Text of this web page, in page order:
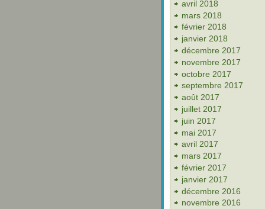
avril 2018
mars 2018
février 2018
janvier 2018
décembre 2017
novembre 2017
octobre 2017
septembre 2017
août 2017
juillet 2017
juin 2017
mai 2017
avril 2017
mars 2017
février 2017
janvier 2017
décembre 2016
novembre 2016